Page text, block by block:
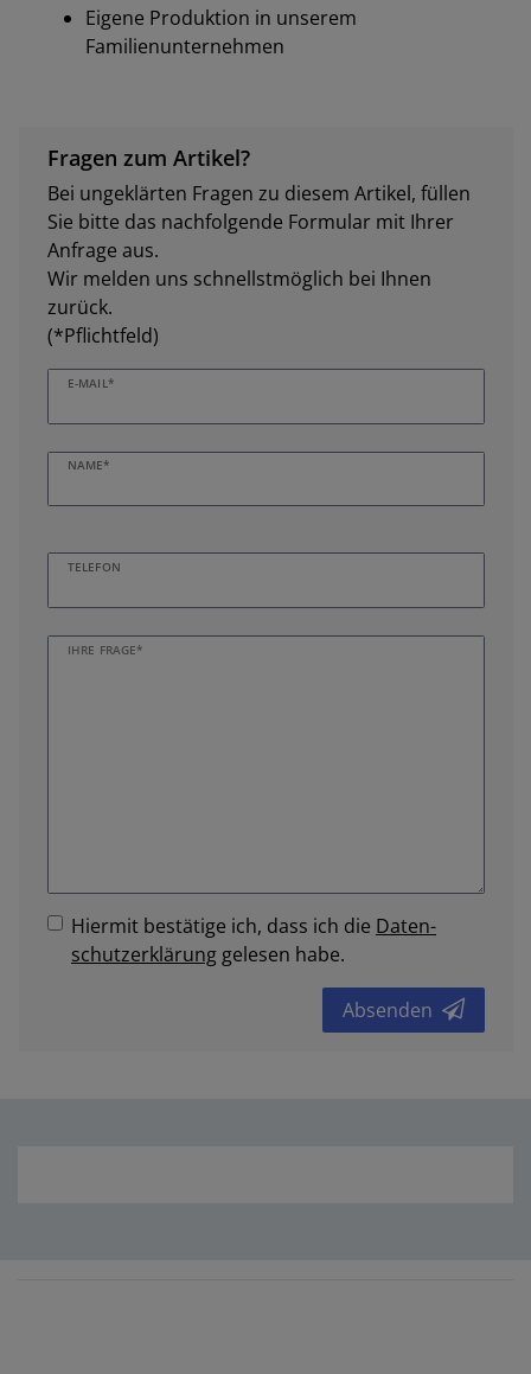
Eigene Produktion in unserem
Familienunternehmen
Fragen zum Artikel?
Bei ungeklärten Fragen zu diesem Artikel, füllen
Sie bitte das nachfolgende Formular mit Ihrer
Anfrage aus.
Wir melden uns schnellstmöglich bei Ihnen
zurück.
(*Pflichtfeld)
E-MAIL*
NAME*
TELEFON
IHRE FRAGE*
Hiermit bestätige ich, dass ich die Daten­
schutz­erklärung gelesen habe.
Absenden